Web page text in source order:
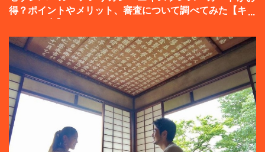
得？ポイントやメリット、審査について調べてみた【キャ